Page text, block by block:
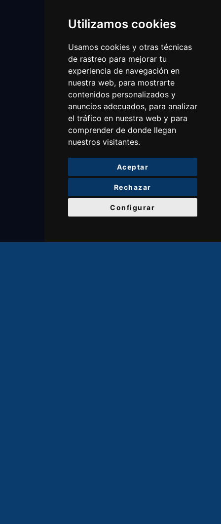
Utilizamos cookies
Usamos cookies y otras técnicas
de rastreo para mejorar tu
experiencia de navegación en
nuestra web, para mostrarte
contenidos personalizados y
anuncios adecuados, para analizar
el tráfico en nuestra web y para
comprender de donde llegan
nuestros visitantes.
Aceptar
Rechazar
Configurar